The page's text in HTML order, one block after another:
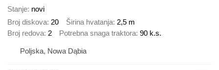
Stanje novi
Broj diskova 20 Širina hvatanja 2,5 m
Broj redova 2 Potrebna snaga traktora 90 k.s.
Poljska, Nowa Dąbia